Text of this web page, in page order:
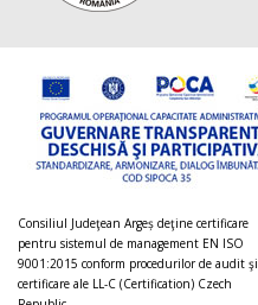
Consiliul Judeţean Argeș deţine certificare
pentru sistemul de management EN ISO
9001:2015 conform procedurilor de audit şi
certificare ale LL-C (Certification) Czech